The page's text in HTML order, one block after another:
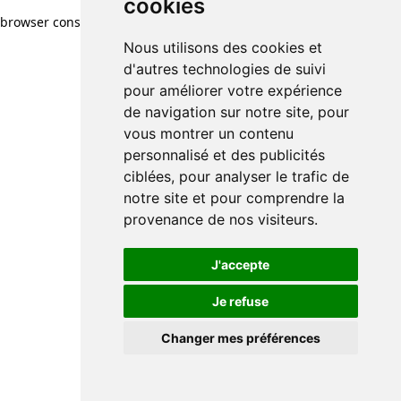
cookies
Nous utilisons des cookies et
d'autres technologies de suivi
pour améliorer votre expérience
de navigation sur notre site, pour
vous montrer un contenu
personnalisé et des publicités
ciblées, pour analyser le trafic de
notre site et pour comprendre la
provenance de nos visiteurs.
J'accepte
Je refuse
Changer mes préférences
browser console for more information)